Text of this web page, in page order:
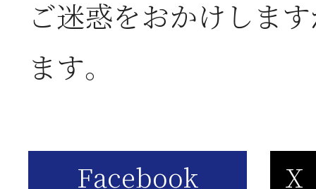
2026年05月23日
6
2026年05月23日
6
ご迷惑をおかけしま
ます。